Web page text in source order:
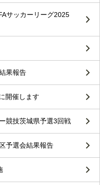
サッカーリーグ2025
果報告
開催します
競技茨城県予選3回戦
予選会結果報告